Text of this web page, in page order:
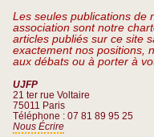
Les seules publications de
association sont notre
articles publiés sur ce site
exactement nos positions,
aux débats ou à porter à
UJFP
21 ter rue Voltaire
75011 Paris
Téléphone : 07 81 89 95 25
Nous Écrire